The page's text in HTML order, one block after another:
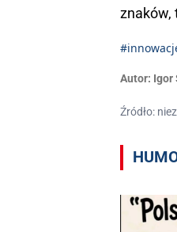
znaków,
Autor: Igor
Źródło: